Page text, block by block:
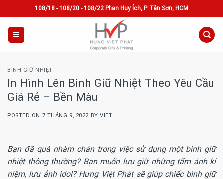
to
content
108/18 - 108/20 - 108/22 Phan Huy Ích, P. Tân Sơn, HCM
BÌNH GIỮ NHIỆT
In Hình Lên Bình Giữ Nhiệt Theo Yêu Cầu
Giá Rẻ – Bền Màu
POSTED ON 7 THÁNG 9, 2022 BYVIET
Bạn đã quá nhàm chán trong việc sử dụng một bình giữ
nhiệt thông thường? Bạn muốn lưu giữ những tấm ảnh kỉ
niệm, lưu ảnh idol? Hưng Việt Phát sẽ giúp chiếc bình giữ